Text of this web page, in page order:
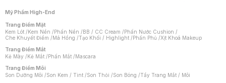
Mỹ Phẩm High-End
Trang Điểm Mặt
Kem Lót /Kem Nền /Phấn Nền /BB / CC Cream /Phấn Nước Cushion /
Che Khuyết Điểm /Má Hồng /Tạo Khối / Highlight /Phấn Phủ /Xịt Khoá Makeup
Trang Điểm Mắt
Kẻ Mày /Kẻ Mắt /Phấn Mắt /Mascara
Trang Điểm Môi
Son Dưỡng Môi /Son Kem / Tint /Son Thỏi /Son Bóng /Tẩy Trang Mắt / Môi